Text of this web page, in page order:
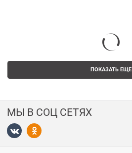
ПОКАЗАТЬ ЕЩЕ
МЫ В СОЦ СЕТЯХ